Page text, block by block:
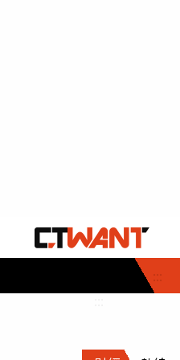
:::
社會首頁
時事
調查